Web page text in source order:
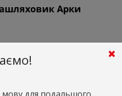
Арки
мову для подальшого